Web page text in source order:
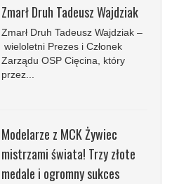
Zmarł Druh Tadeusz Wajdziak
Zmarł Druh Tadeusz Wajdziak –
wieloletni Prezes i Członek
Zarządu OSP Cięcina, który
przez...
Modelarze z MCK Żywiec
mistrzami świata! Trzy złote
medale i ogromny sukces